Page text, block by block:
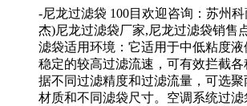
-尼龙过滤袋 100目欢迎咨询：苏州
杰)尼龙过滤袋厂家,尼龙过滤袋销售
滤袋适用环境：它适用于中低粘度
稳定的较高过滤流速，可有效拦截
据不同过滤精度和过滤流量，可选聚
材质和不同滤袋尺寸。空调系统过